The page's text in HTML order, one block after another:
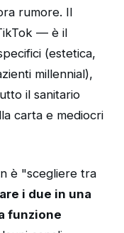
rumore. Il
— è il
(estetica,
millennial),
il sanitario
carta e mediocri
è "scegliere tra
i due in una
funzione